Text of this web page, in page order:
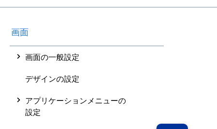
画面
画面の一般設定
デザインの設定
アプリケーションメニューの
設定